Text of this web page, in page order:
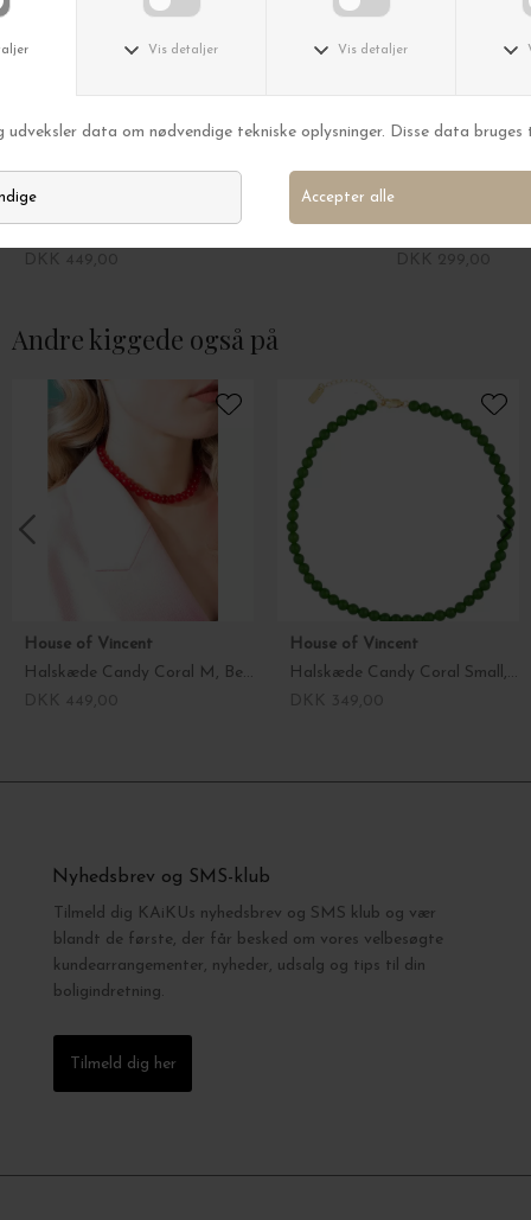
House of Vincent
Andre kiggede også på
House of Vincent
Halskæde Candy Coral M, Berry
House of Vincent
Halskæde Candy Coral Small, Mørkegrøn
Nyhedsbrev og SMS-klub
Tilmeld dig KAiKUs nyhedsbrev og SMS klub og vær
blandt de første, der får besked om vores velbesøgte
kundearrangementer, nyheder, udsalg og tips til din
boligindretning.
Tilmeld dig her